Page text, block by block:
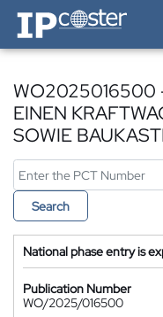
IP-Coster — Home
WO2025016500
EINEN
SOWIE
Search
National phase entry is
Publication Number
WO/2025/016500